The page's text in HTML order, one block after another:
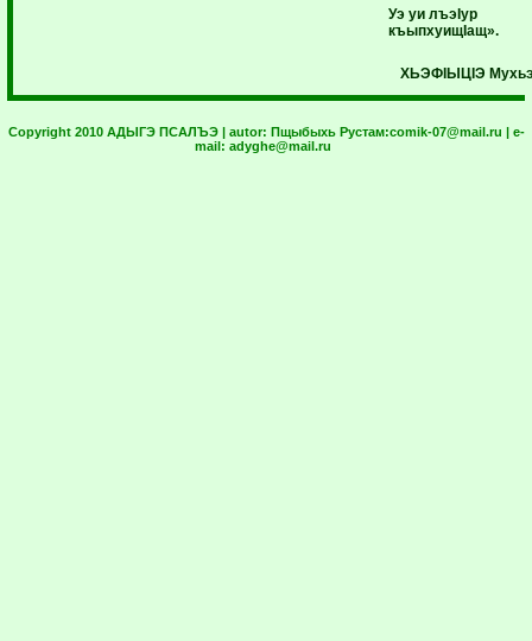
Уэ уи лъэIур
къыпхуищIащ».
ХЬЭФIЫЦIЭ
Copyright 2010 АДЫГЭ ПСАЛЪЭ | autor: Пщыбыхь Рустам:comik-07@mail.ru | e-
mail: adyghe@mail.ru